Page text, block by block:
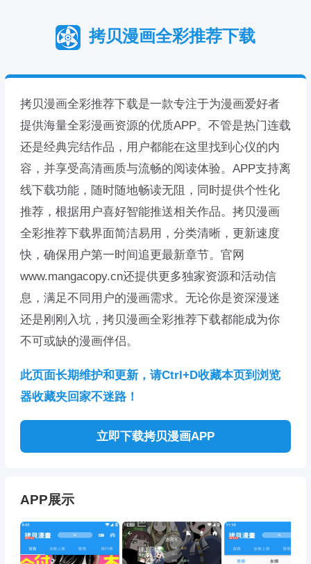
拷贝漫画全彩推荐下载
拷贝漫画全彩推荐下载是一款专注于为漫画爱好者
提供海量全彩漫画资源的优质APP。不管是热门连载
还是经典完结作品，用户都能在这里找到心仪的内
容，并享受高清画质与流畅的阅读体验。APP支持离
线下载功能，随时随地畅读无阻，同时提供个性化
推荐，根据用户喜好智能推送相关作品。拷贝漫画
全彩推荐下载界面简洁易用，分类清晰，更新速度
快，确保用户第一时间追更最新章节。官网
www.mangacopy.cn还提供更多独家资源和活动信
息，满足不同用户的漫画需求。无论你是资深漫迷
还是刚刚入坑，拷贝漫画全彩推荐下载都能成为你
不可或缺的漫画伴侣。
此页面长期维护和更新，请Ctrl+D收藏本页到浏览
器收藏夹回家不迷路！
立即下载拷贝漫画APP
APP展示